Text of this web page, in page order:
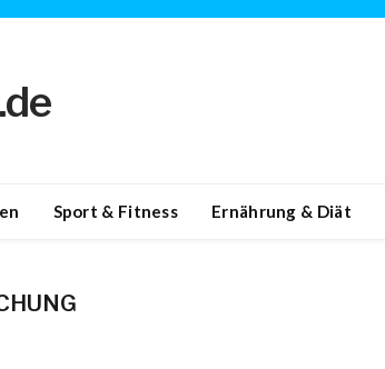
Sport & Fitness Ernährung & Diät